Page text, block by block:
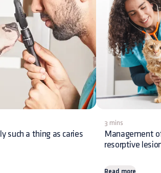
such a thing as caries
3 mins
Management
resorptive
Read more